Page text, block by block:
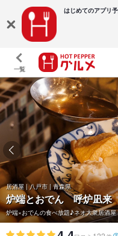
はじめてのアプリ
一覧
居酒屋 | 八戸市 | 青森県
炉端とおでん 呼炉凪
炉端×おでんの食べ放題♪ネオ大衆居酒屋